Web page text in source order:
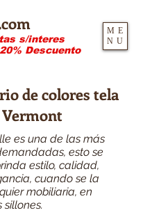
s/interes
Descuento
ME
NU
de colores tela
Vermont
es una de las más
esto se
estilo, calidad,
cuando se la
mobiliaria, en
sillones.